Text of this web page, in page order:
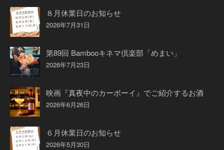
８月休業日のお知らせ
2026年7月31日
第89回 Bambooキネマ倶楽部「めまい」
2026年7月23日
映画『真夜中のカーボーイ』でご紹介するお酒
2026年6月26日
６月休業日のお知らせ
2026年5月30日